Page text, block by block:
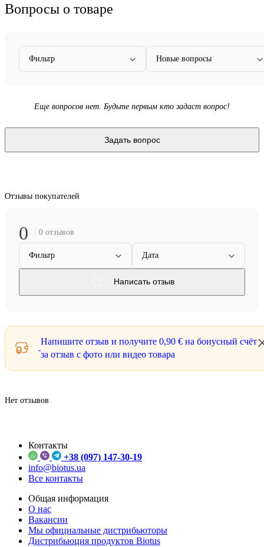
Вопросы о товаре
Фильтр Новые вопросы
Еще вопросов нет. Будьте первым кто задаст вопрос!
Задать вопрос
Отзывы покупателей
0 0 отзывов
Фильтр Дата
Написать отзыв
Напишите отзыв и получите 0,90 € на бонусный счёт
за отзыв с фото или видео товара
Нет отзывов
Контакты
+38 (097) 147-30-19
info@biotus.ua
Все контакты
Общая информация
О нас
Вакансии
Мы официальные дистрибьюторы
Дистрибьюция продуктов Biotus